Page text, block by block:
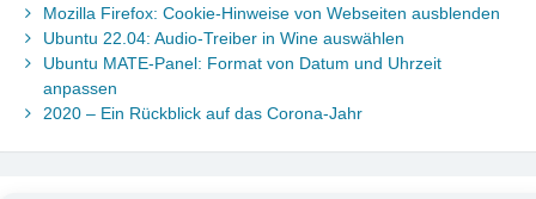
Mozilla Firefox: Cookie-Hinweise von Webseiten ausblenden
Ubuntu 22.04: Audio-Treiber in Wine auswählen
Ubuntu MATE-Panel: Format von Datum und Uhrzeit
anpassen
2020 – Ein Rückblick auf das Corona-Jahr